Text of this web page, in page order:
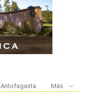
Antofagasta Más